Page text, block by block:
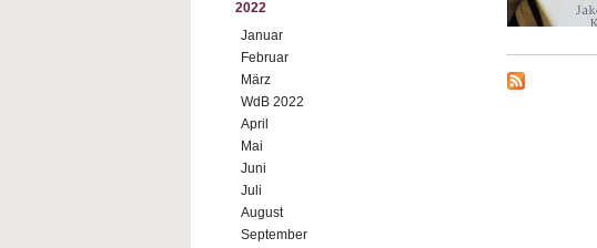
2022
Januar
Februar
März
WdB 2022
April
Mai
Juni
Juli
August
September